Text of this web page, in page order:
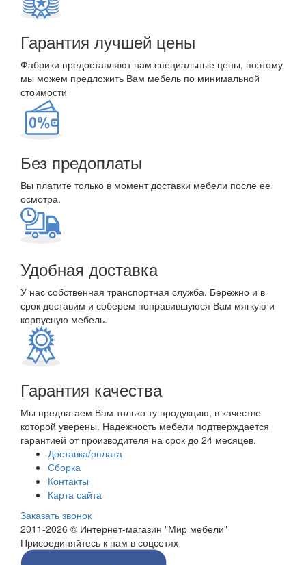
Гарантия лучшей цены
Фабрики предоставляют нам специальные цены, поэтому
мы можем предложить Вам мебель по минимальной
стоимости
Без предоплаты
Вы платите только в момент доставки мебели после ее
осмотра.
Удобная доставка
У нас собственная транспортная служба. Бережно и в
срок доставим и соберем понравившуюся Вам мягкую и
корпусную мебель.
Гарантия качества
Мы предлагаем Вам только ту продукцию, в качестве
которой уверены. Надежность мебели подтверждается
гарантией от производителя на срок до 24 месяцев.
Доставка/оплата
Сборка
Контакты
Карта сайта
Заказать звонок
2011-2026 © Интернет-магазин "Мир мебели"
Присоединяйтесь к нам в соцсетях